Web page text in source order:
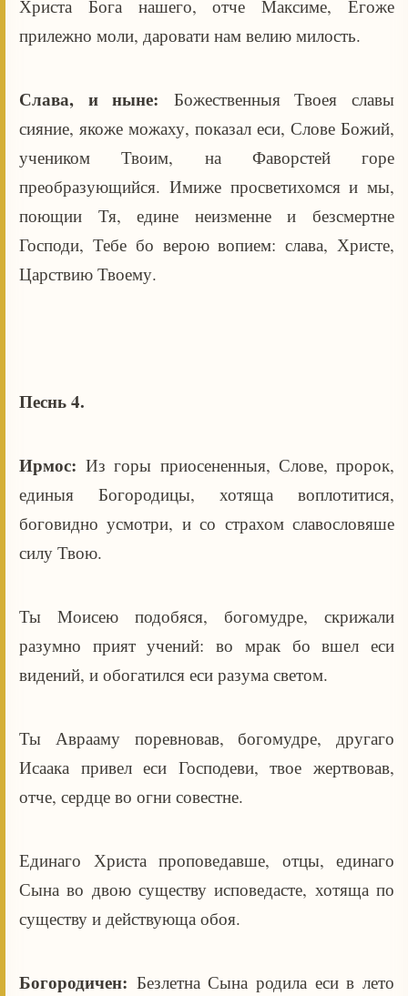
Христа Бога нашего, отче Максиме, Егоже
прилежно моли, даровати нам велию милость.
Слава, и ныне: Божественныя Твоея славы
сияние, якоже можаху, показал еси, Слове Божий,
учеником Твоим, на Фаворстей горе
преобразующийся. Имиже просветихомся и мы,
поющии Тя, едине неизменне и безсмертне
Господи, Тебе бо верою вопием: слава, Христе,
Царствию Твоему.
Песнь 4.
Ирмос:Из горы приосененныя, Слове, пророк,
единыя Богородицы, хотяща воплотитися,
боговидно усмотри, и со страхом славословяше
силу Твою.
Ты Моисею подобяся, богомудре, скрижали
разумно прият учений: во мрак бо вшел еси
видений, и обогатился еси разума светом.
Ты Аврааму поревновав, богомудре, другаго
Исаака привел еси Господеви, твое жертвовав,
отче, сердце во огни совестне.
Единаго Христа проповедавше, отцы, единаго
Сына во двою существу исповедасте, хотяща по
существу и действующа обоя.
Богородичен: Безлетна Сына родила еси в лето